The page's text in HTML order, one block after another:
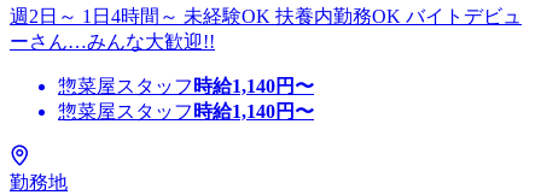
週2日～ 1日4時間～ 未経験OK 扶養内勤務OK バイトデビュ
ーさん…みんな大歓迎!!
惣菜屋スタッフ 時給1,140円〜
惣菜屋スタッフ 時給1,140円〜
勤務地